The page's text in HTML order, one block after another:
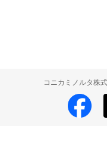
コニカミノルタ株